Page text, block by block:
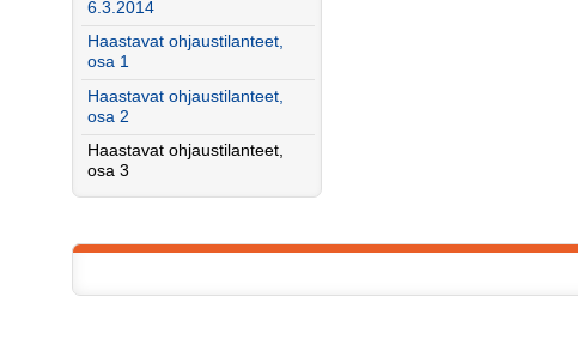
6.3.2014
Haastavat ohjaustilanteet,
osa 1
Haastavat ohjaustilanteet,
osa 2
Haastavat ohjaustilanteet,
osa 3